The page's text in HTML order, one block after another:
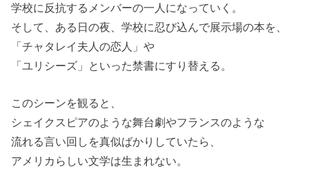
学校に反抗するメンバーの一人になっていく。
そして、ある日の夜、学校に忍び込んで展示場の本を、
「チャタレイ夫人の恋人」や
「ユリシーズ」といった禁書にすり替える。
このシーンを観ると、
シェイクスピアのような舞台劇やフランスのような
流れる言い回しを真似ばかりしていたら、
アメリカらしい文学は生まれない。